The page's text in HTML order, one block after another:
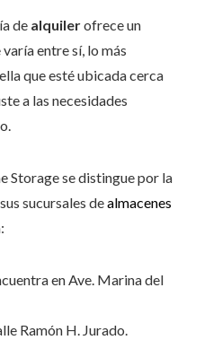
de alquilerofrece un
entre sí, lo más
que esté ubicada cerca
a las necesidades
Storage se distingue por la
sucursales dealmacenes
en Ave. Marina del
Ramón H. Jurado.